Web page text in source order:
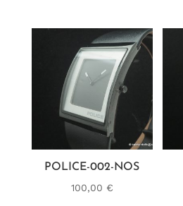
POLICE-002-NOS
100,00 €